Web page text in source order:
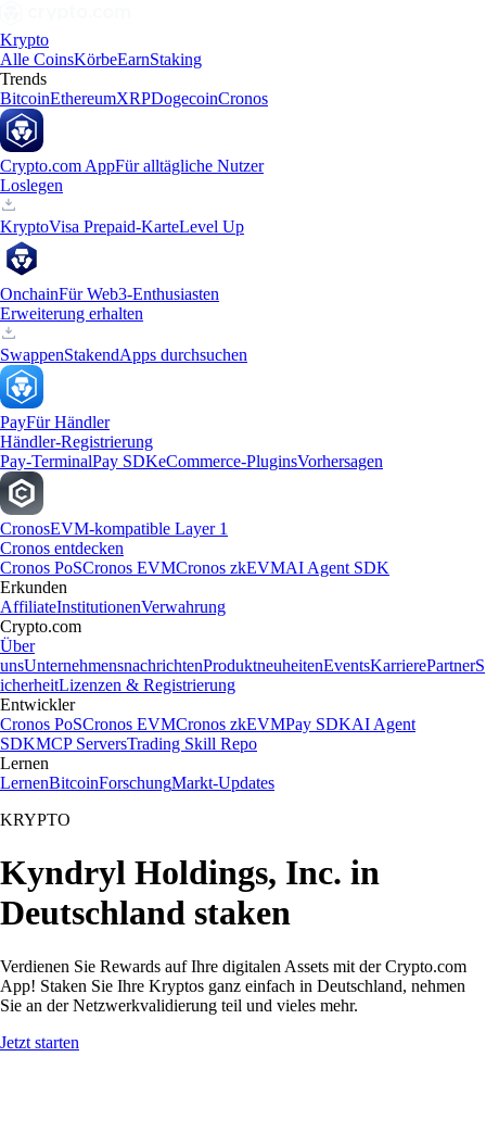
Krypto
Alle CoinsKörbeEarnStaking
Trends
BitcoinEthereumXRPDogecoinCronos
Crypto.com AppFür alltägliche Nutzer
Loslegen
KryptoVisa Prepaid-KarteLevel Up
OnchainFür Web3-Enthusiasten
Erweiterung erhalten
SwappenStakendApps durchsuchen
PayFür Händler
Händler-Registrierung
Pay-TerminalPay SDKeCommerce-PluginsVorhersagen
CronosEVM-kompatible Layer 1
Cronos entdecken
Cronos PoSCronos EVMCronos zkEVMAI Agent SDK
Erkunden
AffiliateInstitutionenVerwahrung
Crypto.com
Über
unsUnternehmensnachrichtenProduktneuheitenEventsKarrierePartnerS
icherheitLizenzen & Registrierung
Entwickler
Cronos PoSCronos EVMCronos zkEVMPay SDKAI Agent
SDKMCP ServersTrading Skill Repo
Lernen
LernenBitcoinForschungMarkt-Updates
KRYPTO
Kyndryl Holdings, Inc. in
Deutschland staken
Verdienen Sie Rewards auf Ihre digitalen Assets mit der Crypto.com
App! Staken Sie Ihre Kryptos ganz einfach in Deutschland, nehmen
Sie an der Netzwerkvalidierung teil und vieles mehr.
Jetzt starten